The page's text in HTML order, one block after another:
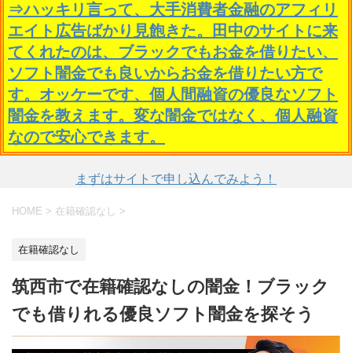
⇒ハッキリ言って、大手消費者金融のアフィリ
エイト広告ばかり見飽きた。田中のサイトに来
てくれたのは、ブラックでもお金を借りたい、
ソフト闇金でも良いからお金を借りたい方で
す。オッケーです、個人間融資の優良なソフト
闇金を教えます。変な闇金ではなく、個人融資
なので安心できます。
まずはサイトで申し込んでみよう！
HOME > 在籍確認なし >
在籍確認なし
筑西市で在籍確認なしの闇金！ブラック
でも借りれる優良ソフト闇金を探そう